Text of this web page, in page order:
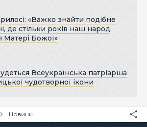
«Важко знайти подібне
де стільки років наш народ
Матері Божої»
Всеукраїнська патріарша
чудотворної ікони
Новини